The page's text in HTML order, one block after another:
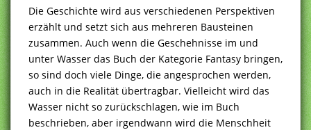
Die Geschichte wird aus verschiedenen Perspektiven
erzählt und setzt sich aus mehreren Bausteinen
zusammen. Auch wenn die Geschehnisse im und
unter Wasser das Buch der Kategorie Fantasy bringen,
so sind doch viele Dinge, die angesprochen werden,
auch in die Realität übertragbar. Vielleicht wird das
Wasser nicht so zurückschlagen, wie im Buch
beschrieben, aber irgendwann wird die Menschheit